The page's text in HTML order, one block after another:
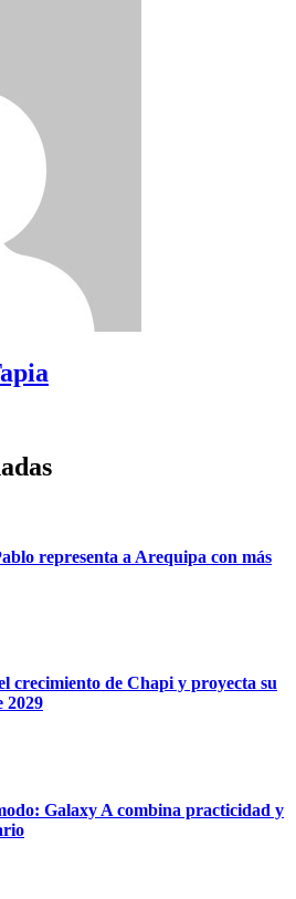
representa a Arequipa con más
crecimiento de Chapi y proyecta su
2029
Galaxy A combina practicidad y